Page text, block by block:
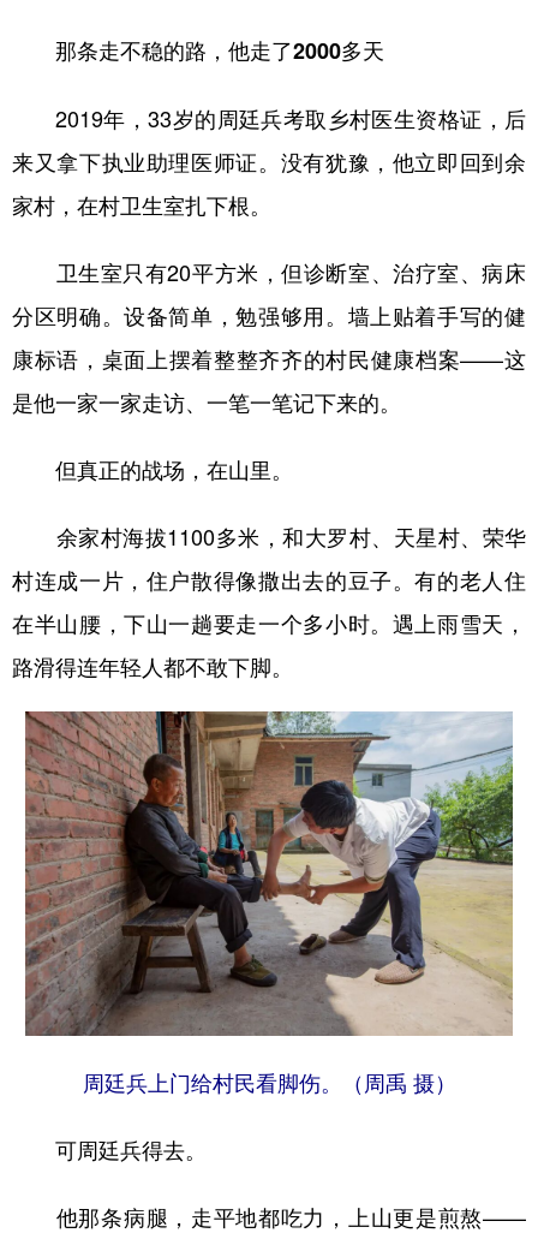
那条走不稳的路，他走了2000多天
2019年，33岁的周廷兵考取乡村医生资格证，后
来又拿下执业助理医师证。没有犹豫，他立即回到余
家村，在村卫生室扎下根。
卫生室只有20平方米，但诊断室、治疗室、病床
分区明确。设备简单，勉强够用。墙上贴着手写的健
康标语，桌面上摆着整整齐齐的村民健康档案——这
是他一家一家走访、一笔一笔记下来的。
但真正的战场，在山里。
余家村海拔1100多米，和大罗村、天星村、荣华
村连成一片，住户散得像撒出去的豆子。有的老人住
在半山腰，下山一趟要走一个多小时。遇上雨雪天，
路滑得连年轻人都不敢下脚。
周廷兵上门给村民看脚伤。（周禹 摄）
可周廷兵得去。
他那条病腿，走平地都吃力，上山更是煎熬——